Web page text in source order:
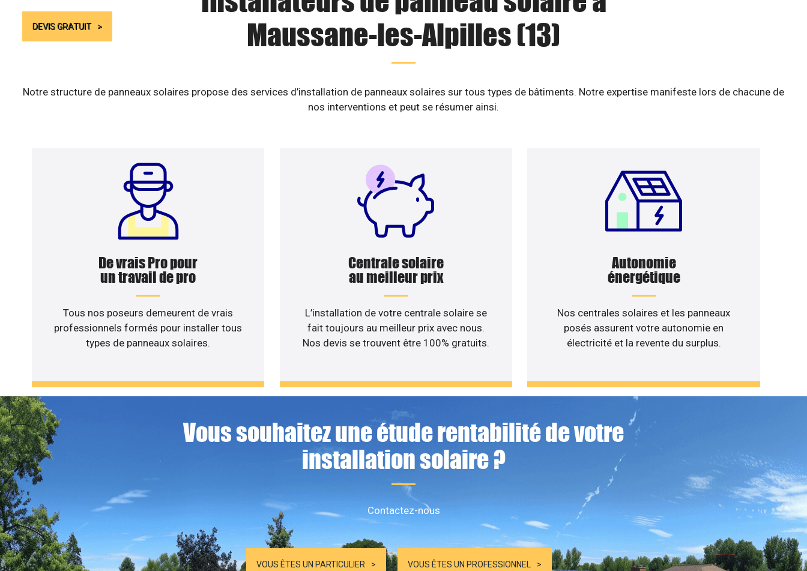
DEVIS GRATUIT
Maussane-les-Alpilles (13)
Notre structure de panneaux solaires propose des services d’installation de panneaux solaires sur tous types de bâtiments. Notre expertise manifeste lors de chacune de
nos interventions et peut se résumer ainsi.
De vrais Pro pour
un travail de pro
Tous nos poseurs demeurent de vrais
professionnels formés pour installer tous
types de panneaux solaires.
Centrale solaire
au meilleur prix
L’installation de votre centrale solaire se
fait toujours au meilleur prix avec nous.
Nos devis se trouvent être 100% gratuits.
Autonomie
énergétique
Nos centrales solaires et les panneaux
posés assurent votre autonomie en
électricité et la revente du surplus.
Vous souhaitez une étude rentabilité de votre
installation solaire ?
Contactez-nous
VOUS ÊTES UN PARTICULIER VOUS ÊTES UN PROFESSIONNEL